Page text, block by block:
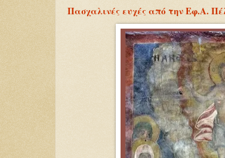
Πασχαλινές ευχές από την Εφ.Α.